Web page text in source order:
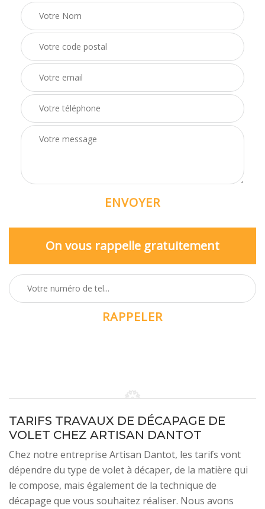
On vous rappelle gratuitement
TARIFS TRAVAUX DE DÉCAPAGE DE
VOLET CHEZ ARTISAN DANTOT
Chez notre entreprise Artisan Dantot, les tarifs vont
dépendre du type de volet à décaper, de la matière qui
le compose, mais également de la technique de
décapage que vous souhaitez réaliser. Nous avons